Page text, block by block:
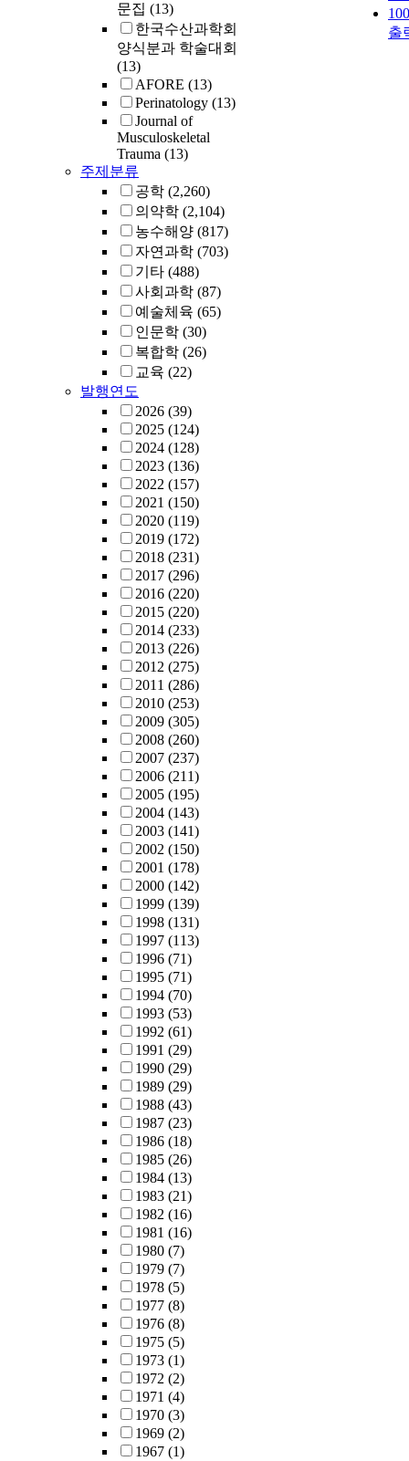
문집 (13)
한국수산과학회
양식분과 학술대회
(13)
AFORE (13)
Perinatology (13)
Journal of
Musculoskeletal
Trauma (13)
주제분류
공학 (2,260)
의약학 (2,104)
농수해양 (817)
자연과학 (703)
기타 (488)
사회과학 (87)
예술체육 (65)
인문학 (30)
복합학 (26)
교육 (22)
발행연도
2026 (39)
2025 (124)
2024 (128)
2023 (136)
2022 (157)
2021 (150)
2020 (119)
2019 (172)
2018 (231)
2017 (296)
2016 (220)
2015 (220)
2014 (233)
2013 (226)
2012 (275)
2011 (286)
2010 (253)
2009 (305)
2008 (260)
2007 (237)
2006 (211)
2005 (195)
2004 (143)
2003 (141)
2002 (150)
2001 (178)
2000 (142)
1999 (139)
1998 (131)
1997 (113)
1996 (71)
1995 (71)
1994 (70)
1993 (53)
1992 (61)
1991 (29)
1990 (29)
1989 (29)
1988 (43)
1987 (23)
1986 (18)
1985 (26)
1984 (13)
1983 (21)
1982 (16)
1981 (16)
1980 (7)
1979 (7)
1978 (5)
1977 (8)
1976 (8)
1975 (5)
1973 (1)
1972 (2)
1971 (4)
1970 (3)
1969 (2)
1967 (1)
출